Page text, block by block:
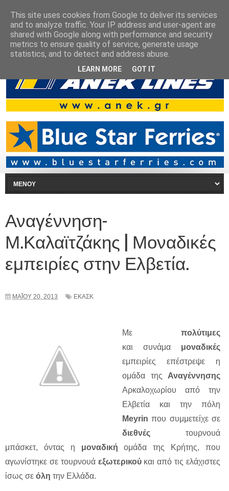
Αναγέννηση-
Μ.Καλαϊτζάκης | Μοναδικές
εμπειρίες στην Ελβετία.
ΜΑΪ́ΟΥ 20, 2013 ΕΚΑΣΚ
Με πολύτιμες
και συνάμα μοναδικές
εμπειρίες επέστρεψε η
ομάδα της Αναγέννησης
Αρκαλοχωρίου από την
Ελβετία και την πόλη
Μeyrin που συμμετείχε σε
διεθνές τουρνουά
μπάσκετ, όντας η μοναδική ομάδα της Κρήτης, που
αγωνίστηκε σε τουρνουάεξωτερικού και από τις ελάχιστες
ίσως σε όλη την Ελλάδα.
This site uses cookies from Google to deliver its services
and to analyze traffic. Your IP address and user-agent are
shared with Google along with performance and security
metrics to ensure quality of service, generate usage
statistics, and to detect and address abuse.
LEARN MORE GOT IT